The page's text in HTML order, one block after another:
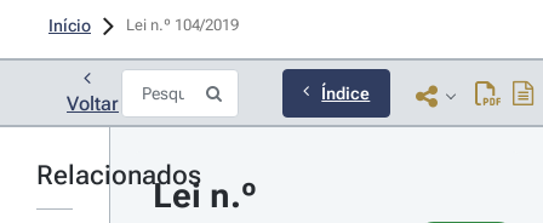
Início Lei n.º 104/2019
Voltar Índice
Relacionados
Lei n.º